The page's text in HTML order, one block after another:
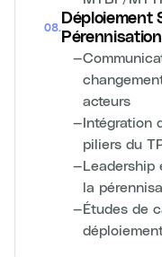
08.
Déploiement
—
acteurs
—Intégration
piliers du
—Leadership
la
—Études de